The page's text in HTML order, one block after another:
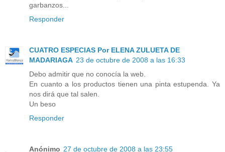
garbanzos...
Responder
CUATRO ESPECIAS Por ELENA ZULUETA DE
MADARIAGA 23 de octubre de 2008 a las 16:33
Debo admitir que no conocía la web.
En cuanto a los productos tienen una pinta estupenda. Ya
nos dirá que tal salen.
Un beso
Responder
Anónimo 27 de octubre de 2008 a las 23:55